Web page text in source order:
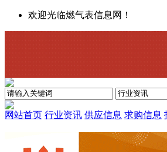
欢迎光临燃气表信息网！
网站首页 行业资讯 供应信息 求购信息